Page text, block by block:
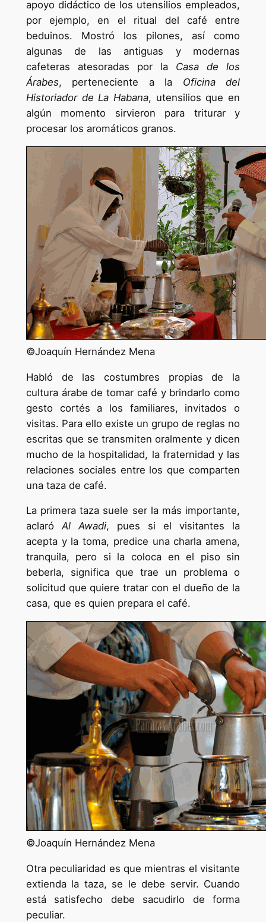
apoyo didáctico de los utensilios empleados,
por ejemplo, en el ritual del café entre
beduinos. Mostró los pilones, así como
algunas de las antiguas y modernas
cafeteras atesoradas por la Casa de los
Árabes, perteneciente a la Oficina del
Historiador de La Habana, utensilios que en
algún momento sirvieron para triturar y
procesar los aromáticos granos.
©Joaquín Hernández Mena
Habló de las costumbres propias de la
cultura árabe de tomar café y brindarlo como
gesto cortés a los familiares, invitados o
visitas. Para ello existe un grupo de reglas no
escritas que se transmiten oralmente y dicen
mucho de la hospitalidad, la fraternidad y las
relaciones sociales entre los que comparten
una taza de café.
La primera taza suele ser la más importante,
aclaróAl Awadi, pues si el visitantes la
acepta y la toma, predice una charla amena,
tranquila, pero si la coloca en el piso sin
beberla, significa que trae un problema o
solicitud que quiere tratar con el dueño de la
casa, que es quien prepara el café.
©Joaquín Hernández Mena
Otra peculiaridad es que mientras el visitante
extienda la taza, se le debe servir. Cuando
está satisfecho debe sacudirlo de forma
peculiar.